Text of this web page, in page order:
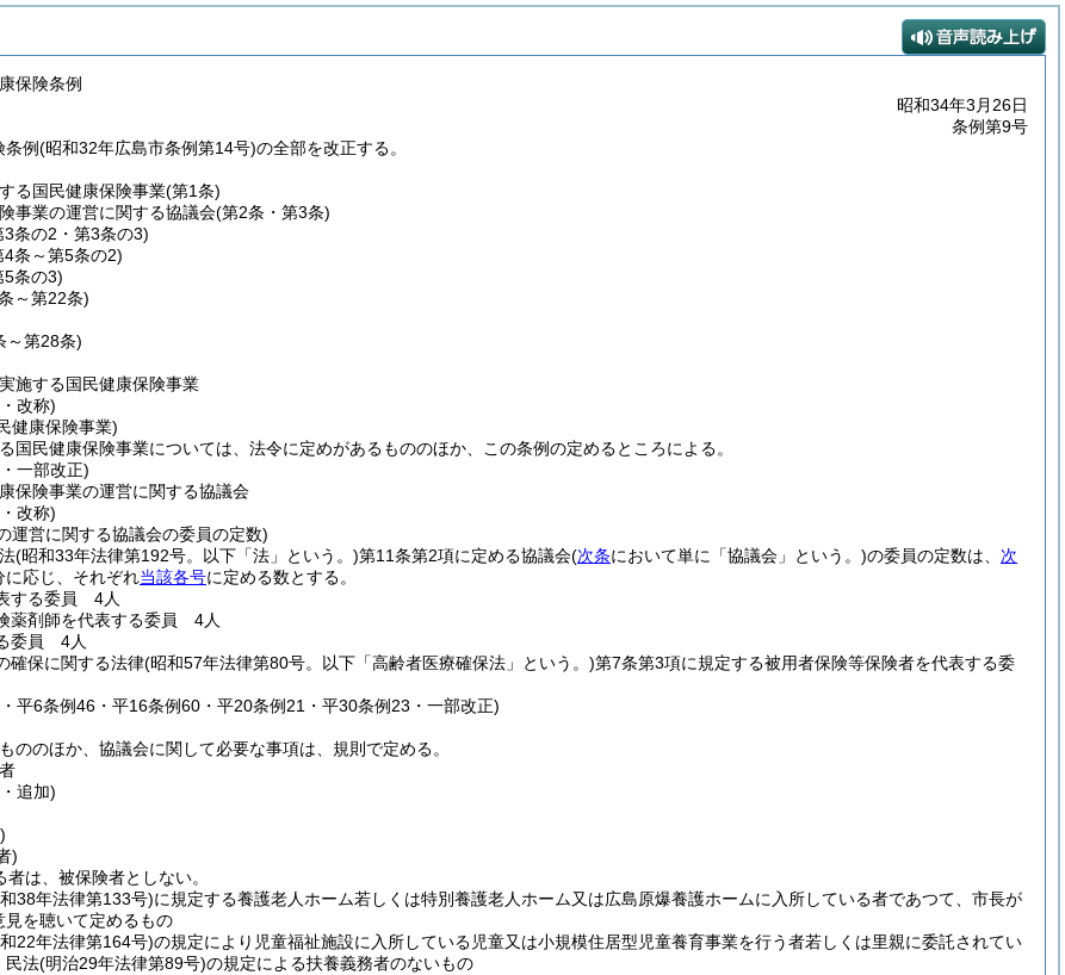
保険条例
昭和34年3月26日
条例第9号
例(昭和32年広島市条例第14号)の全部を改正する。
る国民健康保険事業(第1条)
事業の運営に関する協議会(第2条・第3条)
3条の2・第3条の3)
4条～第5条の2)
5条の3)
～第22条)
～第28条)
施する国民健康保険事業
改称)
健康保険事業)
国民健康保険事業については、法令に定めがあるもののほか、この条例の定めるところによる。
一部改正)
保険事業の運営に関する協議会
改称)
運営に関する協議会の委員の定数)
(昭和33年法律第192号。以下「法」という。)第11条第2項に定める協議会(次条において単に「協議会」という。)の委員の定数は、 次
に応じ、それぞれ当該各号に定める数とする。
する委員 4人
薬剤師を代表する委員 4人
委員 4人
確保に関する法律(昭和57年法律第80号。以下「高齢者医療確保法」という。)第7条第3項に規定する被用者保険等保険者を代表する委
平6条例46・平16条例60・平20条例21・平30条例23・一部改正)
ののほか、協議会に関して必要な事項は、規則で定める。
追加)
)
者は、被保険者としない。
38年法律第133号)に規定する養護老人ホーム若しくは特別養護老人ホーム又は広島原爆養護ホームに入所している者であつて、市長が
見を聴いて定めるもの
22年法律第164号)の規定により児童福祉施設に入所している児童又は小規模住居型児童養育事業を行う者若しくは里親に委託されてい
民法(明治29年法律第89号)の規定による扶養義務者のないもの